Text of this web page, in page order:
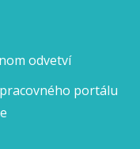
odvetví
portálu